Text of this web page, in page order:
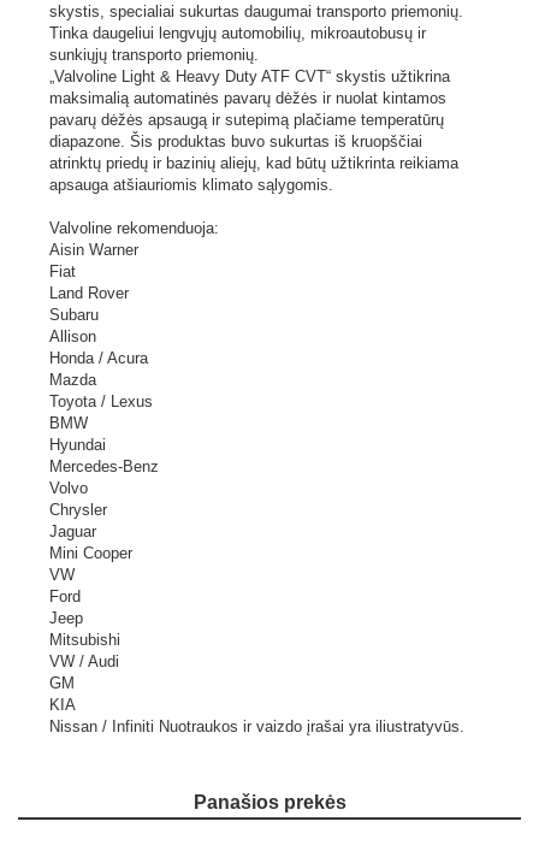
Chrysler
Mini Cooper
Mitsubishi
Nissan / Infiniti
skystis, specialiai sukurtas daugumai transporto priemonių.
Tinka daugeliui lengvųjų automobilių, mikroautobusų ir
sunkiųjų transporto priemonių.
„Valvoline Light & Heavy Duty ATF CVT“ skystis užtikrina
maksimalią automatinės pavarų dėžės ir nuolat kintamos
pavarų dėžės apsaugą ir sutepimą plačiame temperatūrų
diapazone. Šis produktas buvo sukurtas iš kruopščiai
atrinktų priedų ir bazinių aliejų, kad būtų užtikrinta reikiama
apsauga atšiauriomis klimato sąlygomis.
Valvoline rekomenduoja:
Aisin Warner
Fiat
Land Rover
Subaru
Allison
Honda / Acura
Mazda
Toyota / Lexus
BMW
Hyundai
Mercedes-Benz
Volvo
Chrysler
Jaguar
Mini Cooper
VW
Ford
Jeep
Mitsubishi
VW / Audi
GM
KIA
Nissan / Infiniti Nuotraukos ir vaizdo įrašai yra iliustratyvūs.
Panašios prekės